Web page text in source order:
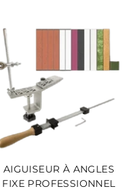
AIGUISEUR À ANGLES
FIXE PROFESSIONNEL